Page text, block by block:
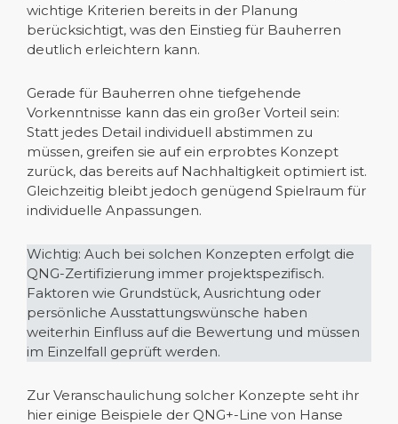
wichtige Kriterien bereits in der Planung
berücksichtigt, was den Einstieg für Bauherren
deutlich erleichtern kann.
Gerade für Bauherren ohne tiefgehende
Vorkenntnisse kann das ein großer Vorteil sein:
Statt jedes Detail individuell abstimmen zu
müssen, greifen sie auf ein erprobtes Konzept
zurück, das bereits auf Nachhaltigkeit optimiert ist.
Gleichzeitig bleibt jedoch genügend Spielraum für
individuelle Anpassungen.
Wichtig: Auch bei solchen Konzepten erfolgt die
QNG-Zertifizierung immer projektspezifisch.
Faktoren wie Grundstück, Ausrichtung oder
persönliche Ausstattungswünsche haben
weiterhin Einfluss auf die Bewertung und müssen
im Einzelfall geprüft werden.
Zur Veranschaulichung solcher Konzepte seht ihr
hier einige Beispiele der QNG+-Line von Hanse